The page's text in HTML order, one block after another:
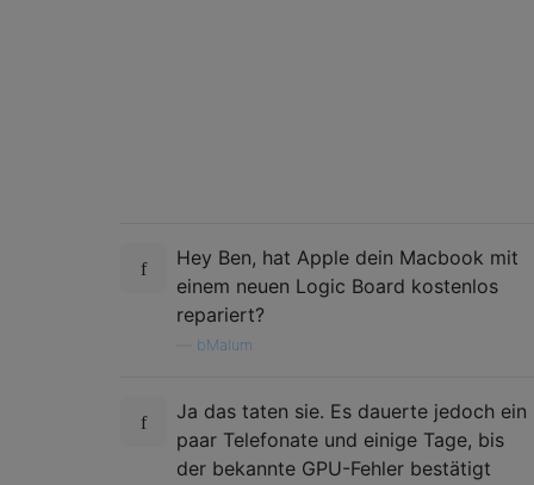
Mac OS version:
Kernel UUID: ADD73AE6-88B0-32FB-A8BB-
Kernel slide:     0x0000000008a00000
Kernel text base: 0xffffff8008c00000
Hey Ben, hat Apple dein Macbook mit
einem neuen Logic Board kostenlos
repariert?
bMalum
Ja das taten sie. Es dauerte jedoch ein
paar Telefonate und einige Tage, bis
der bekannte GPU-Fehler bestätigt